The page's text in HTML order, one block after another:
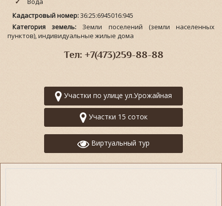
Кадастровый номер:36:25:6945016:945
Категория земель: Земли поселений (земли населенных
пунктов), индивидуальные жилые дома
Тел: +7(473)259-88-88
Участки по улице ул.Урожайная
Участки 15 соток
Виртуальный тур